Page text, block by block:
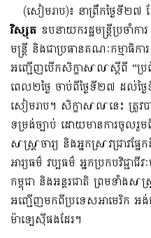
(សៀមរាប)៖ នាព្រឹកថ្ងៃទី២៧
វិស្សុត ឧបនាយករដ្ឋមន្ត្រីប្រចាំក
មន្ត្រី និងជាប្រធានគណៈកម្មាធិកា
អញ្ជើញបើកសិក្ខាសាលាស្តីពី “ប្រ
ពេល២ថ្ងៃ ចាប់ពីថ្ងៃទី២៧ ដល់ថ្
សៀមរាប។ សិក្ខាសាលានេះ ត្រូ
ទម្រង់ច្បាប់ ដោយមានការចូលរួម
សាស្ត្រាចារ្យ និងអ្នកស្រាវជ្រាវផ្
អារ្យធម៌ វប្បធម៌ អ្នកប្រកបវិជ្ជា
កម្ពុជា និងអន្តរជាតិ ព្រមទាំងសា
អញ្ជើញមកពីប្រទេសអាមេរិក អ
ម៉ាឡេស៊ីផងដែរ។